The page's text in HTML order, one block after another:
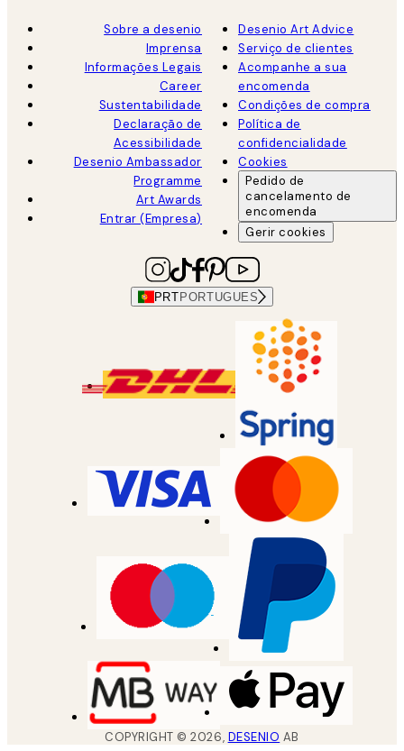
Sobre a desenio
Imprensa
Informações Legais
Career
Sustentabilidade
Declaração de
Acessibilidade
Desenio Ambassador
Programme
Art Awards
Entrar (Empresa)
Desenio Art Advice
Serviço de clientes
Acompanhe a sua
encomenda
Condições de compra
Política de
confidencialidade
Cookies
Pedido de
cancelamento de
encomenda
Gerir cookies
PRT PORTUGUES
COPYRIGHT ©2026, DESENIO AB